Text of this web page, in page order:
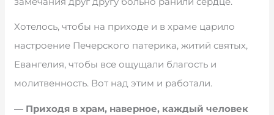
Хотелось, чтобы на приходе и в храме царило
настроение Печерского патерика, житий святых,
Евангелия, чтобы все ощущали благость и
молитвенность. Вот над этим и работали.
— Приходя в храм, наверное, каждый человек